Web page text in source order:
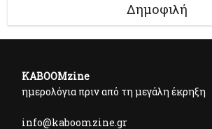
Δημοφιλή
KABOOMzine
ημερολόγια πριν από τη μεγάλη έκρηξη
info@kaboomzine.gr